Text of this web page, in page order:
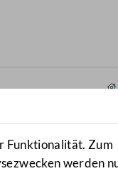
Funktionalität. Zum
werden